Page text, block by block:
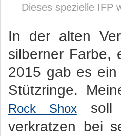
Dieses spezielle IFP
In der alten
silberner Farbe,
2015 gab es
Stützringe.
Rock Shoxsoll
verkratzen bei